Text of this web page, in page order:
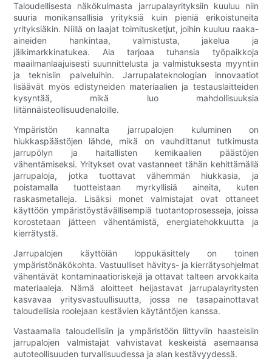
Taloudellisesta näkökulmasta jarrupalayrityksiin kuuluu niin
suuria monikansallisia yrityksiä kuin pieniä erikoistuneita
yrityksiäkin. Niillä on laajat toimitusketjut, joihin kuuluu raaka-
aineiden hankintaa, valmistusta, jakelua ja
jälkimarkkinatukea. Ala tarjoaa tuhansia työpaikkoja
maailmanlaajuisesti suunnittelusta ja valmistuksesta myyntiin
ja teknisiin palveluihin. Jarrupalateknologian innovaatiot
lisäävät myös edistyneiden materiaalien ja testauslaitteiden
kysyntää, mikä luo mahdollisuuksia
liitännäisteollisuudenaloille.
Ympäristön kannalta jarrupalojen kuluminen on
hiukkaspäästöjen lähde, mikä on vauhdittanut tutkimusta
jarrupölyn ja haitallisten kemikaalien päästöjen
vähentämiseksi. Yritykset ovat vastanneet tähän kehittämällä
jarrupaloja, jotka tuottavat vähemmän hiukkasia, ja
poistamalla tuotteistaan ​​myrkyllisiä aineita, kuten
raskasmetalleja. Lisäksi monet valmistajat ovat ottaneet
käyttöön ympäristöystävällisempiä tuotantoprosesseja, joissa
korostetaan jätteen vähentämistä, energiatehokkuutta ja
kierrätystä.
Jarrupalojen käyttöiän loppukäsittely on toinen
ympäristönäkökohta. Vastuulliset hävitys- ja kierrätysohjelmat
vähentävät kontaminaatioriskejä ja ottavat talteen arvokkaita
materiaaleja. Nämä aloitteet heijastavat jarrupalayritysten
kasvavaa yritysvastuullisuutta, jossa ne tasapainottavat
taloudellisia roolejaan kestävien käytäntöjen kanssa.
Vastaamalla taloudellisiin ja ympäristöön liittyviin haasteisiin
jarrupalojen valmistajat vahvistavat keskeistä asemaansa
autoteollisuuden turvallisuudessa ja alan kestävyydessä.